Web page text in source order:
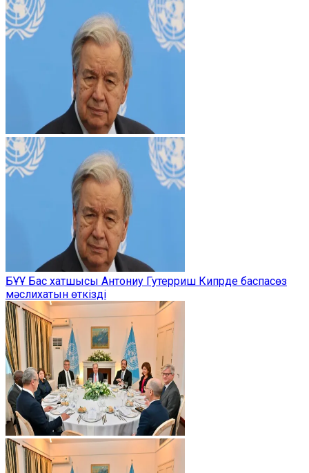
БҰҰ Бас хатшысы Антониу Гутерриш Кипрде баспасөз
мәслихатын өткізді